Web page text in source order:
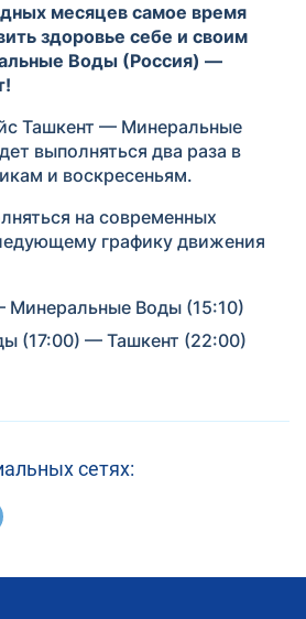
месяцев самое время
здоровье себе и своим
Воды (Россия) —
Ташкент — Минеральные
выполняться два раза в
и воскресеньям.
на современных
графику движения
Минеральные Воды (15:10)
(17:00) — Ташкент (22:00)
сетях: